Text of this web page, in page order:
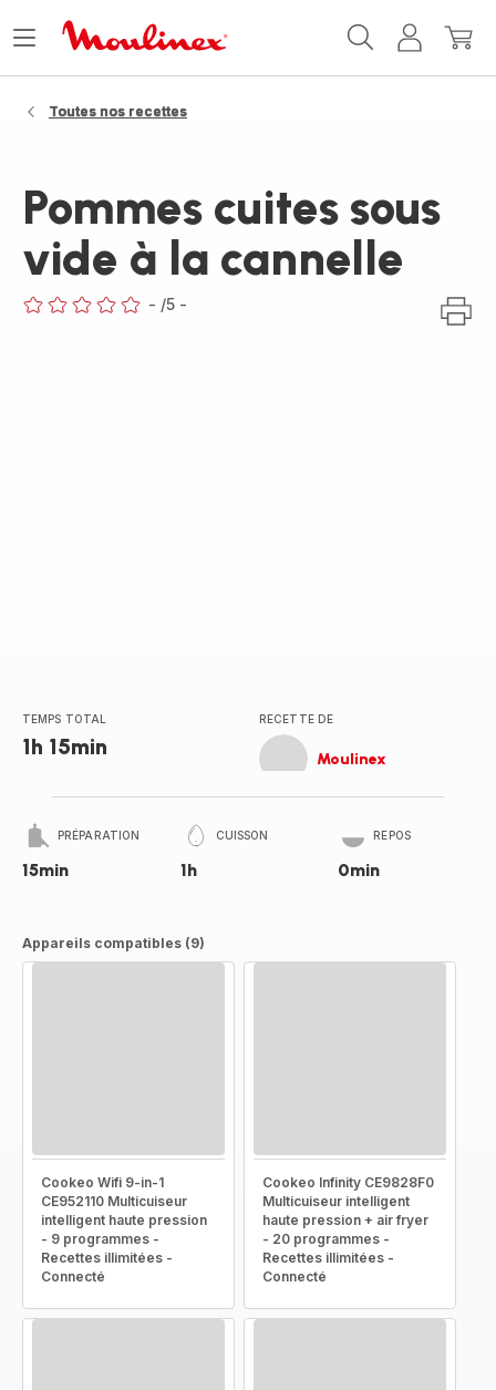
MonMon
Ouvrir
Toutes nos recettes
Pommes cuites sous
vide à la cannelle
- /5 -
TEMPS TOTAL
1h 15min
RECETTE DE
Moulinex
PRÉPARATION
15min
CUISSON
1h
REPOS
0min
Appareils compatibles (9)
Cookeo Wifi 9-in-1
CE952110 Multicuiseur
intelligent haute pression
- 9 programmes -
Recettes illimitées -
Connecté
Cookeo Infinity CE9828F0
Multicuiseur intelligent
haute pression + air fryer
- 20 programmes -
Recettes illimitées -
Connecté